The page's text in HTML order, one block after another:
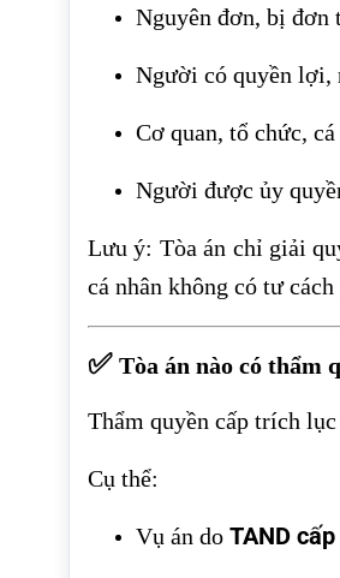
Nguyên đơn, bị đơn
Người có quyền lợi,
Cơ quan, tổ chức,
Người được ủy
Lưu ý: Tòa án chỉ giải
cá nhân không có tư
✅ Tòa án nào có thẩm
Thẩm quyền cấp trích
Cụ thể:
Vụ án do TAND